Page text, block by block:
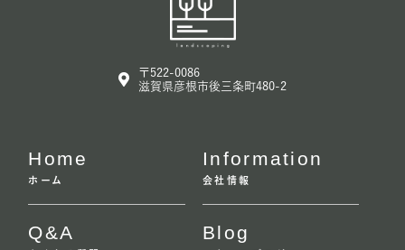
〒522-0086
滋賀県彦根市後三条町480-2
Home
ホーム
Q&A
Information
会社情報
Blog